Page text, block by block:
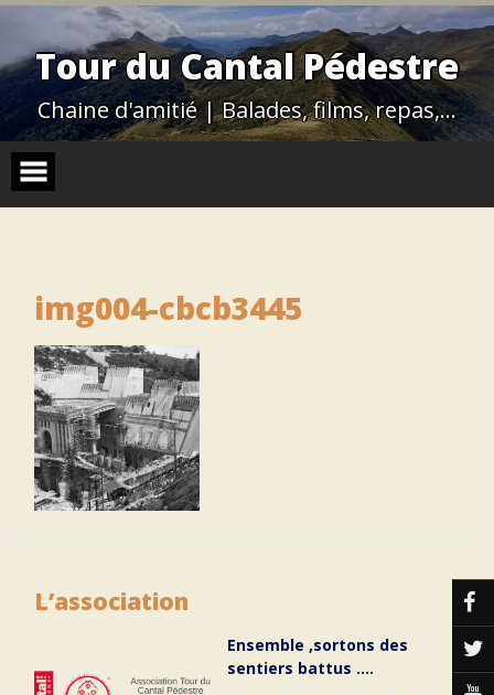
Skip
contentTour du Cantal Pédestre
Chaine d'amitié | Balades, films, repas,…
img004-cbcb3445
L’association
Ensemble ,sortons des
sentiers battus ….